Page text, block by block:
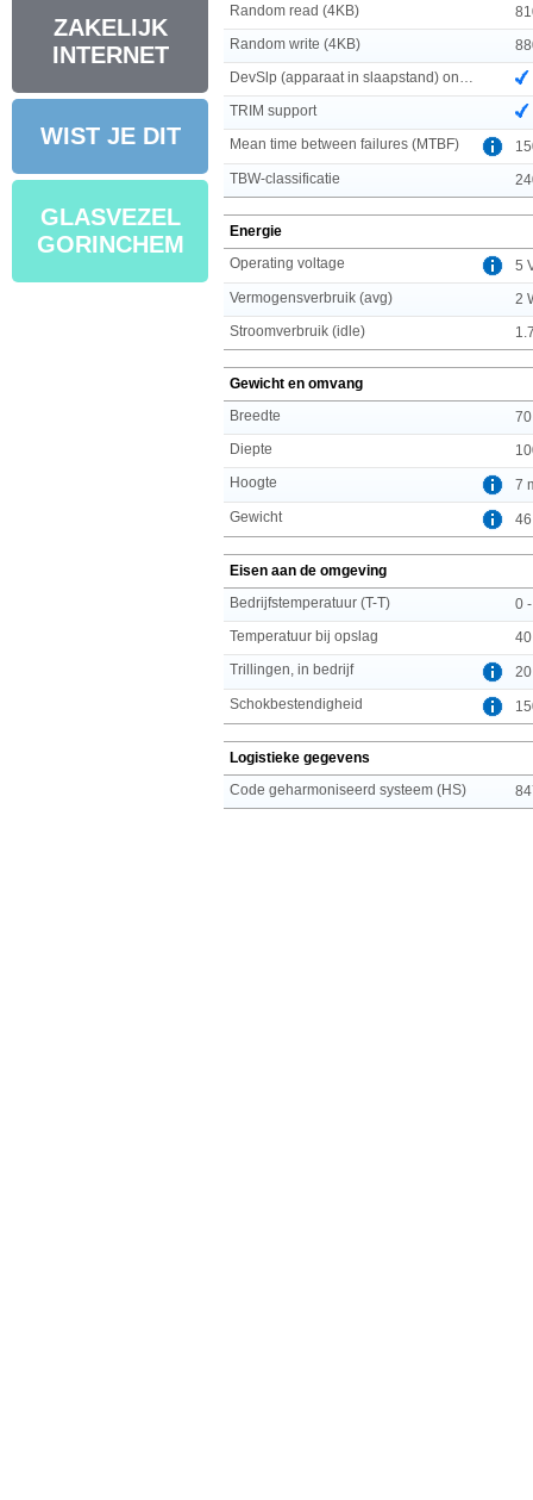
ZAKELIJK
INTERNET
WIST JE DIT
GLASVEZEL
GORINCHEM
Random read (4KB)
Random write (4KB)
TRIM support
Mean time between failures (MTBF)
TBW-classificatie
Energie
Operating voltage
5
Vermogensverbruik (avg)
2
Stroomverbruik (idle)
Gewicht en omvang
Breedte
Diepte
Hoogte
7
Gewicht
Eisen aan de omgeving
Bedrijfstemperatuur (T-T)
0
Temperatuur bij opslag
Trillingen, in bedrijf
Schokbestendigheid
Logistieke gegevens
Code geharmoniseerd systeem (HS)